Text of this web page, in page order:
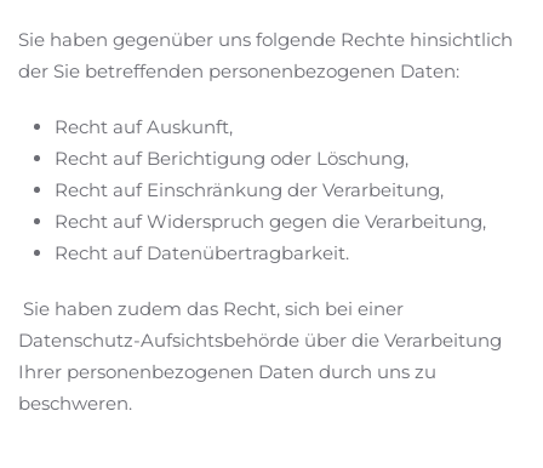
Sie haben gegenüber uns folgende Rechte hinsichtlich
der Sie betreffenden personenbezogenen Daten:
Recht auf Auskunft,
Recht auf Berichtigung oder Löschung,
Recht auf Einschränkung der Verarbeitung,
Recht auf Widerspruch gegen die Verarbeitung,
Recht auf Datenübertragbarkeit.
Sie haben zudem das Recht, sich bei einer
Datenschutz-Aufsichtsbehörde über die Verarbeitung
Ihrer personenbezogenen Daten durch uns zu
beschweren.